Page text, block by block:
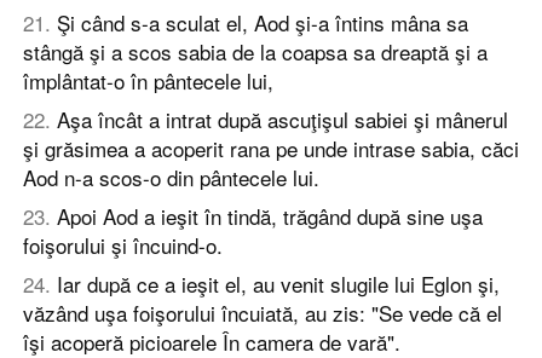
21. Şi când s-a sculat el, Aod şi-a întins mâna sa
stângă şi a scos sabia de la coapsa sa dreaptă şi a
împlântat-o în pântecele lui,
22. Aşa încât a intrat după ascuţişul sabiei şi mânerul
şi grăsimea a acoperit rana pe unde intrase sabia, căci
Aod n-a scos-o din pântecele lui.
23. Apoi Aod a ieşit în tindă, trăgând după sine uşa
foişorului şi încuind-o.
24. Iar după ce a ieşit el, au venit slugile lui Eglon şi,
văzând uşa foişorului încuiată, au zis: "Se vede că el
îşi acoperă picioarele În camera de vară".